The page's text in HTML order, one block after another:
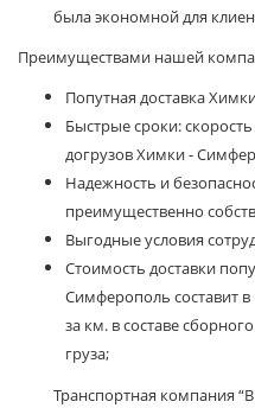
была экономной для
Преимуществами нашей
Попутная доставка
Быстрые сроки:
догрузов Химки -
Надежность и
преимущественно
Выгодные условия
Стоимость доставки
Симферополь составит
за км. в составе
груза;
Транспортная компания